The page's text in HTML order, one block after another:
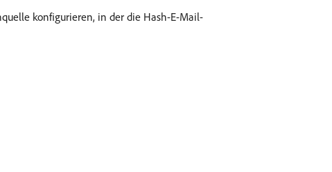
konfigurieren, in der die Hash-E-Mail-